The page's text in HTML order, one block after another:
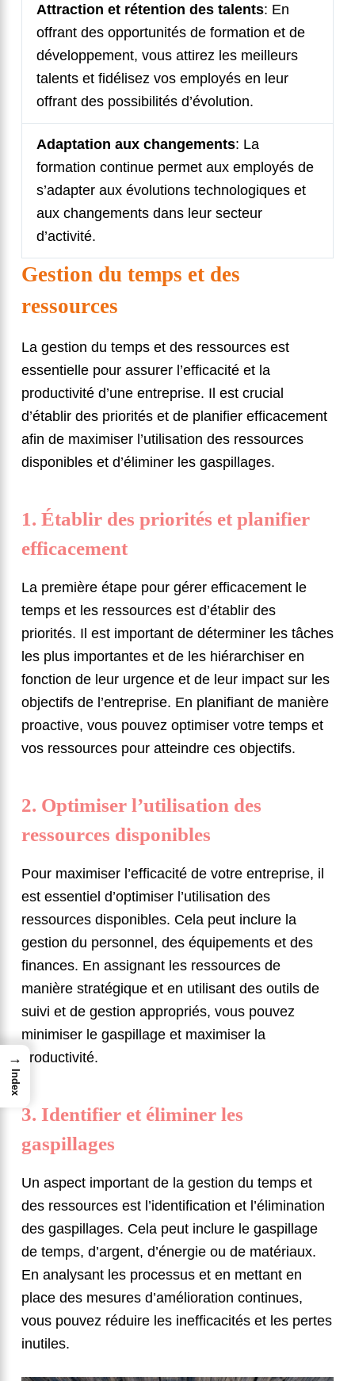
Attraction et rétention des talents: En
offrant des opportunités de formation et de
développement, vous attirez les meilleurs
talents et fidélisez vos employés en leur
offrant des possibilités d’évolution.
Adaptation aux changements: La
formation continue permet aux employés de
s’adapter aux évolutions technologiques et
aux changements dans leur secteur
d’activité.
Gestion du temps et des
ressources
La gestion du temps et des ressources est
essentielle pour assurer l’efficacité et la
productivité d’une entreprise. Il est crucial
d’établir des priorités et de planifier efficacement
afin de maximiser l’utilisation des ressources
disponibles et d’éliminer les gaspillages.
1. Établir des priorités et planifier
efficacement
La première étape pour gérer efficacement le
temps et les ressources est d’établir des
priorités. Il est important de déterminer les tâches
les plus importantes et de les hiérarchiser en
fonction de leur urgence et de leur impact sur les
objectifs de l’entreprise. En planifiant de manière
proactive, vous pouvez optimiser votre temps et
vos ressources pour atteindre ces objectifs.
2. Optimiser l’utilisation des
ressources disponibles
Pour maximiser l’efficacité de votre entreprise, il
est essentiel d’optimiser l’utilisation des
ressources disponibles. Cela peut inclure la
gestion du personnel, des équipements et des
finances. En assignant les ressources de
manière stratégique et en utilisant des outils de
suivi et de gestion appropriés, vous pouvez
minimiser le gaspillage et maximiser la
productivité.
3. Identifier et éliminer les
gaspillages
Un aspect important de la gestion du temps et
des ressources est l’identification et l’élimination
des gaspillages. Cela peut inclure le gaspillage
de temps, d’argent, d’énergie ou de matériaux.
En analysant les processus et en mettant en
place des mesures d’amélioration continues,
vous pouvez réduire les inefficacités et les pertes
inutiles.
→
Index